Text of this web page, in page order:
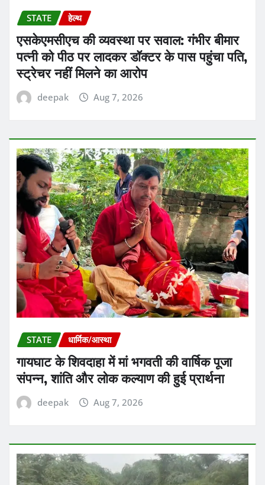
STATE हेल्थ
एसकेएमसीएच की व्यवस्था पर सवाल: गंभीर बीमार
पत्नी को पीठ पर लादकर डॉक्टर के पास पहुंचा पति,
स्ट्रेचर नहीं मिलने का आरोप
deepak Aug 7, 2026
STATE धार्मिक/आस्था
गायघाट के शिवदाहा में मां भगवती की वार्षिक पूजा
संपन्न, शांति और लोक कल्याण की हुई प्रार्थना
deepak Aug 7, 2026